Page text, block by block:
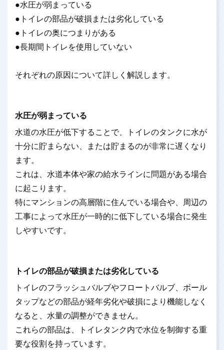
●水圧が弱まっている
●トイレの部品が破損または劣化している
●トイレの奥につまりがある
●長期間トイレを使用していない
それぞれの原因について詳しく解説します。
水圧が弱まっている
水道の水圧が低下することで、トイレのタンクに水が
十分に貯まらない、または貯まるのが非常に遅くなり
ます。
これは、水道本体や家の給水ラインに問題がある場合
に起こります。
特にマンションの高層階に住んでいる場合や、周辺の
工事によって水圧が一時的に低下している場合に発生
しやすいです。
トイレの部品が破損または劣化している
トイレのフラッシュバルブやフロートバルブ、ボール
タップなどの部品が経年劣化や破損により機能しなく
なると、水量の調整ができません。
これらの部品は、トイレタンク内で水位を制御する重
要な役割を持っています。